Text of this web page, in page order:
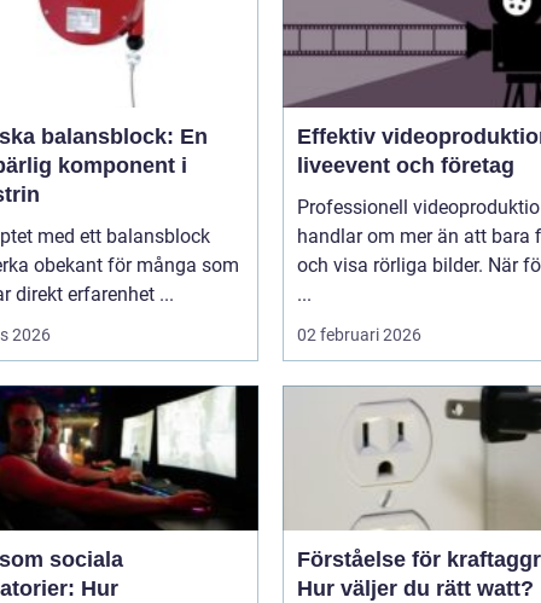
balansblock: En
komponent i
med ett balansblock
obekant för många som
direkt erfarenhet ...
2026
Effektiv
liveevent och företag
Professionell
handlar om mer än att bara
och visa rörliga bilder. När
...
02 februari 2026
sociala
Hur
Förståelse för
Hur väljer du rätt watt?